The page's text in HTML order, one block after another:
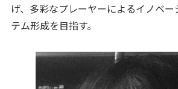
げ、多彩なプレーヤーによるイノベ
テム形成を目指す。